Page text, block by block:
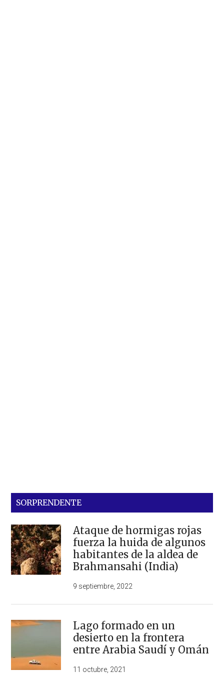
SORPRENDENTE
Ataque de hormigas rojas
fuerza la huida de algunos
habitantes de la aldea de
Brahmansahi (India)
9 septiembre, 2022
Lago formado en un
desierto en la frontera
entre Arabia Saudí y Omán
11 octubre, 2021